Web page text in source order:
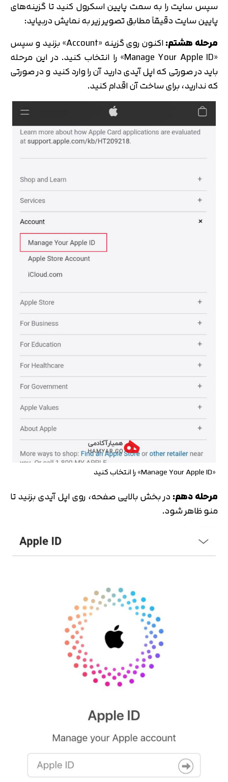
سپس سایت را به سمت پایین اسکرول کنید تا گزینه‌های
پایین سایت دقیقاً مطابق تصویر زیر به نمایش دربیاید:
مرحله هشتم:
اکنون روی گزینه «Account» بزنید و سپس
«Manage Your Apple ID» را انتخاب کنید. در این مرحله
باید در صورتی که اپل آیدی دارید آن را وارد کنید و در صورتی
که ندارید، برای ساخت آن اقدام کنید.
«Manage Your Apple ID» را انتخاب کنید
مرحله دهم:در بخش بالایی صفحه، روی اپل آیدی بزنید تا
منو ظاهر شود.
تایید کد